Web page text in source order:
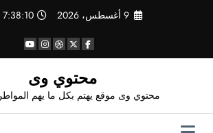
9 أغسطس، 2026 7:38:10 AM
محتوي وى
محتوي وى موقع يهتم بكل ما يهم